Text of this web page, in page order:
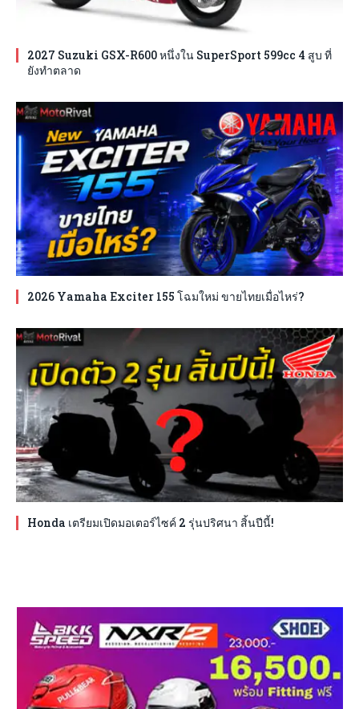
2027 Suzuki GSX-R600 หนึ่งใน SuperSport 599cc 4 สูบ ที่
ยังทำตลาด
2026 Yamaha Exciter 155 โฉมใหม่ ขายไทยเมื่อไหร่?
Honda เตรียมเปิดมอเตอร์ไซค์ 2 รุ่นปริศนา สิ้นปีนี้!